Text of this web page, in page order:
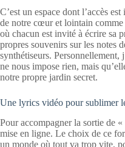
C’est un espace dont l’accès
de notre cœur et lointain comme
où chacun est invité à écrire sa
propres souvenirs sur les notes
synthétiseurs. Personnellement,
ne nous impose rien, mais
notre propre jardin secret.
Une lyrics vidéo pour sublimer
Pour accompagner la sortie de
mise en ligne. Le choix de ce
un monde où tout va trop vite,